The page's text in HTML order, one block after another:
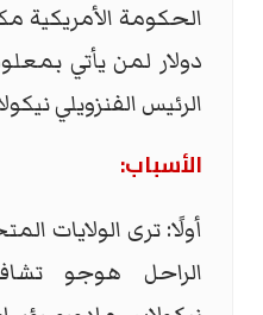
دولار لمن يأتي
الرئيس الفنزويلي
الأسباب:
أولًا: ترى الولايات
الراحل هوجو